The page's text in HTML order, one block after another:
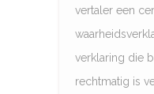
vertaler een
verklaring die
rechtmatig is